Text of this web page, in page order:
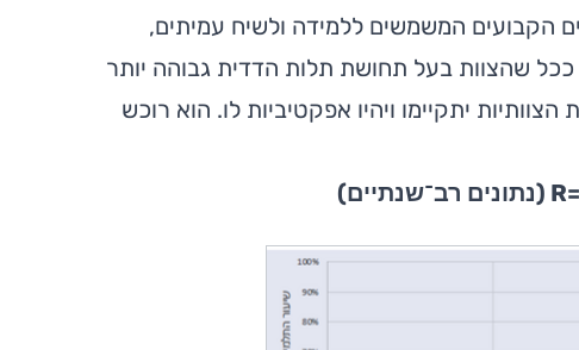
הקבועים המשמשים ללמידה ולשיח עמיתים,
שהצוות בעל תחושת תלות הדדית גבוהה יותר
יתקיימו ויהיו אפקטיביות לו. הוא רוכש